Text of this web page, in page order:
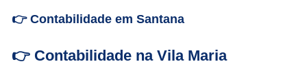
👉 Contabilidade em Santana
👉 Contabilidade na Vila Maria